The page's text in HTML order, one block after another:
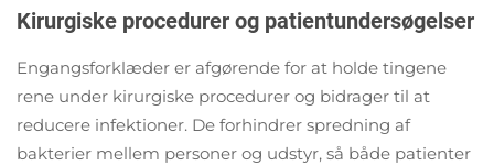
Kirurgiske procedurer og patientundersøgelser
Engangsforklæder er afgørende for at holde tingene
rene under kirurgiske procedurer og bidrager til at
reducere infektioner. De forhindrer spredning af
bakterier mellem personer og udstyr, så både patienter